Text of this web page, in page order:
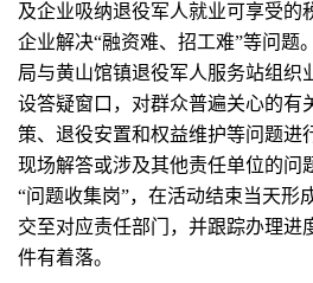
及企业吸纳退役军人就业可享受的
企业解决“融资难、招工难”等问题
局与黄山馆镇退役军人服务站组织
设答疑窗口，对群众普遍关心的有
策、退役安置和权益维护等问题进
现场解答或涉及其他责任单位的问
“问题收集岗”，在活动结束当天形
交至对应责任部门，并跟踪办理进
件有着落。